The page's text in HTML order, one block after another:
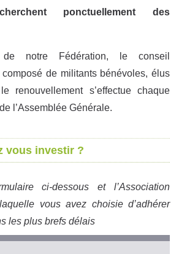
ponctuellement des
de notre Fédération, le conseil
composé de militants bénévoles, élus
renouvellement s’effectue chaque
l’Assemblée Générale.
vous investir ?
ci-dessous et l’Association
vous avez choisie d’adhérer
les plus brefs délais